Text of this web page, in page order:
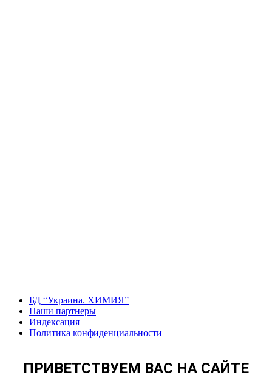
содержанию
БД “Украина. ХИМИЯ”
Наши партнеры
Индексация
Политика конфиденциальности
ПРИВЕТСТВУЕМ ВАС НА САЙТЕ